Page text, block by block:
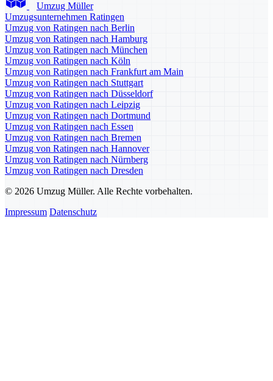
Umzug Müller
Umzugsunternehmen Ratingen
Umzug von Ratingen nach Berlin
Umzug von Ratingen nach Hamburg
Umzug von Ratingen nach München
Umzug von Ratingen nach Köln
Umzug von Ratingen nach Frankfurt am Main
Umzug von Ratingen nach Stuttgart
Umzug von Ratingen nach Düsseldorf
Umzug von Ratingen nach Leipzig
Umzug von Ratingen nach Dortmund
Umzug von Ratingen nach Essen
Umzug von Ratingen nach Bremen
Umzug von Ratingen nach Hannover
Umzug von Ratingen nach Nürnberg
Umzug von Ratingen nach Dresden
© 2026 Umzug Müller. Alle Rechte vorbehalten.
Impressum Datenschutz